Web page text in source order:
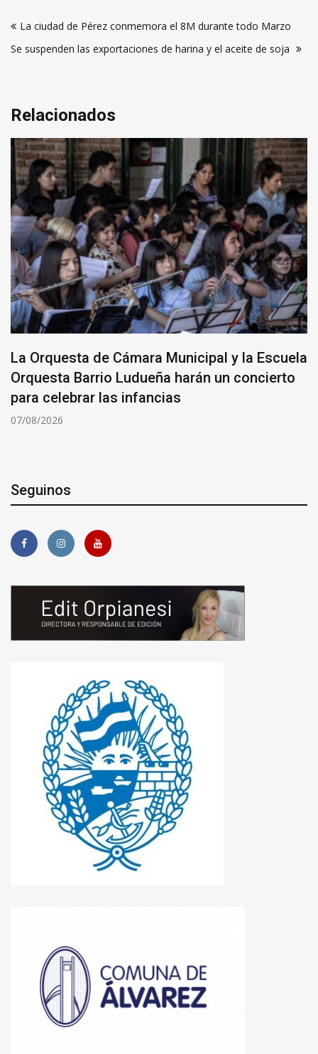
de
entradas
La ciudad de Pérez conmemora el 8M durante todo Marzo
Se suspenden las exportaciones de harina y el aceite de soja
Relacionados
La Orquesta de Cámara Municipal y la Escuela
Orquesta Barrio Ludueña harán un concierto
para celebrar las infancias
07/08/2026
Seguinos